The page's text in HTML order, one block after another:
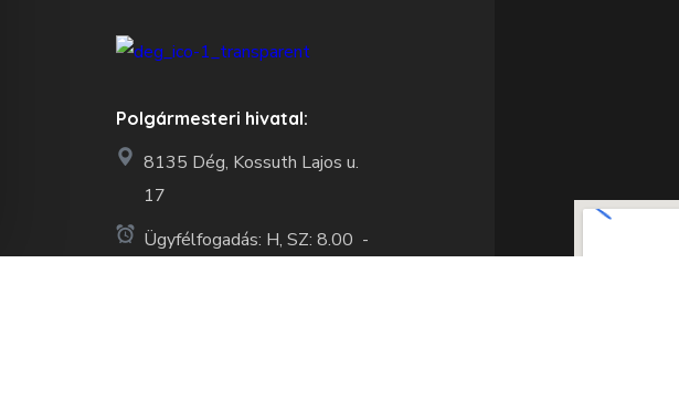
Polgármesteri hivatal:
8135 Dég, Kossuth Lajos u.
17
Ügyfélfogadás: H, SZ: 8.00 -